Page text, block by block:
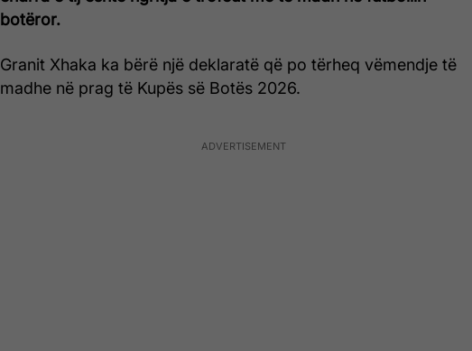
botëror.
Granit Xhaka ka bërë një deklaratë që po tërheq vëmendje të
madhe në prag të Kupës së Botës 2026.